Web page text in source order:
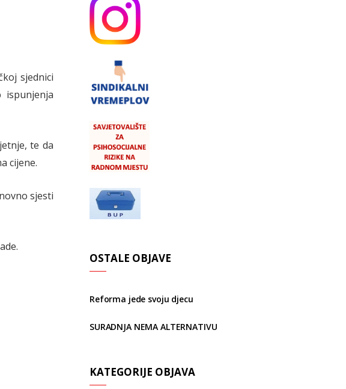
sjednici
te da
cijene.
sjesti
OSTALE OBJAVE
Reforma jede svoju djecu
SURADNJA NEMA ALTERNATIVU
KATEGORIJE OBJAVA